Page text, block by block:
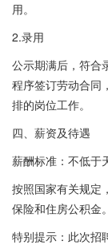
用。
2.录用
公示期满后，符合
程序签订劳动合同
排的岗位工作。
四、薪资及待遇
薪酬标准：不低于
按照国家有关规定
保险和住房公积金。
特别提示：此次招